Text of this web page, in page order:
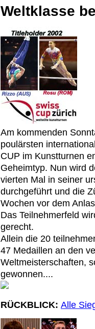
Weltklasse
Am kommenden
poulärsten
CUP im Kunstturnen
Geheimtyp. Nun wird
vierten Mal in seiner
durchgeführt und die
Wochen vor dem
Das Teilnehmerfeld
gerecht.
Allein die 20
47 Medaillen an den
Weltmeisterschaften,
gewonnen....
RÜCKBLICK: Alle